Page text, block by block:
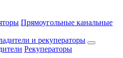
Прямоугольные канальные
и рекуператоры
Рекуператоры